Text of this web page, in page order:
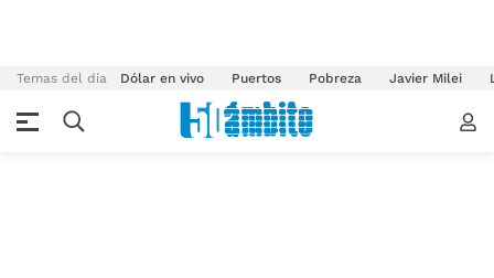
Temas del día Dólar en vivo Puertos Pobreza Javier Milei